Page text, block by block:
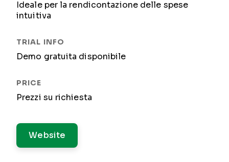
Ideale per la rendicontazione delle spese
intuitiva
Demo gratuita disponibile
Prezzi su richiesta
Website